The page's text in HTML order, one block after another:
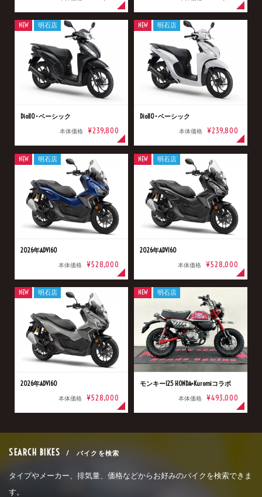
Dio110･ベーシック
本体価格 ¥239,800
NEW 明石店
Dio110･ベーシック
本体価格 ¥239,800
NEW 明石店
2026年ADV160
本体価格 ¥528,000
NEW 明石店
2026年ADV160
本体価格 ¥528,000
NEW 明石店
2026年ADV160
本体価格 ¥528,000
NEW 明石店
モンキー125 HONDA×Kuromiコラボ
本体価格 ¥493,000
NEW 明石店
SEARCH BIKES / バイクを検索
タイプやメーカー、排気量、価格などからお好みのバイクを検索できま
す。